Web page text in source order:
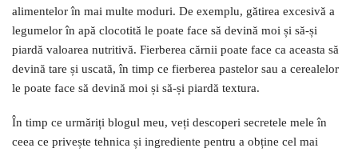
alimentelor în mai multe moduri. De exemplu, gătirea excesivă a
legumelor în apă clocotită le poate face să devină moi și să-și
piardă valoarea nutritivă. Fierberea cărnii poate face ca aceasta să
devină tare și uscată, în timp ce fierberea pastelor sau a cerealelor
le poate face să devină moi și să-și piardă textura.
În timp ce urmăriți blogul meu, veți descoperi secretele mele în
ceea ce privește tehnica și ingrediente pentru a obține cel mai